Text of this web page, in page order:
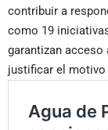
contribuir a
como 19
garantizan
justificar el